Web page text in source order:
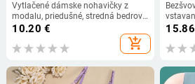
Vytlačené dámske nohavičky z
modalu, priedušné, stredná bedrová
oblasť, bezšvové, kvetinový vzor
10.20 €
add_shopping_cart
15.86